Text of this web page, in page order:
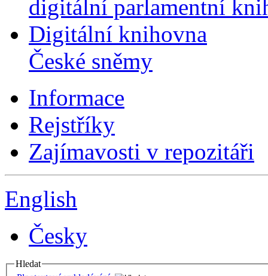
digitální parlamentní
Digitální knihovna
České sněmy
Informace
Rejstříky
Zajímavosti v repozitáři
English
Česky
Hledat